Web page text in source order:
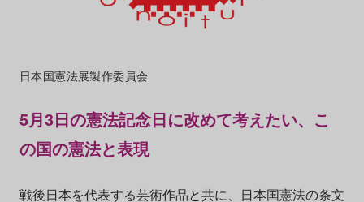
日本国憲法展製作委員会
5月3日の憲法記念日に改めて考えたい、こ
の国の憲法と表現
戦後日本を代表する芸術作品と共に、日本国憲法の条文